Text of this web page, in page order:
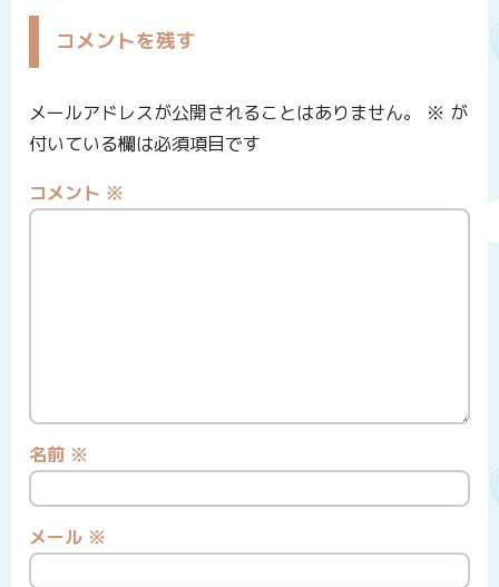
コメントを残す
メールアドレスが公開されることはありません。 ※ が
付いている欄は必須項目です
コメント ※
名前 ※
メール ※